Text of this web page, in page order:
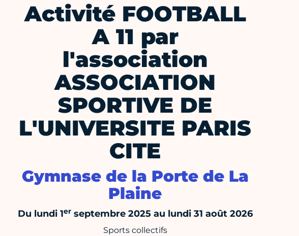
Activité FOOTBALL
A 11 par
l'association
ASSOCIATION
SPORTIVE DE
L'UNIVERSITE PARIS
CITE
Gymnase de la Porte de La
Plaine
Du lundi 1erseptembre 2025 au lundi 31 août 2026
Sports collectifs